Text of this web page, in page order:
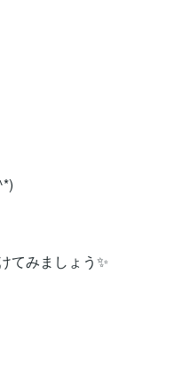
てみましょう✨